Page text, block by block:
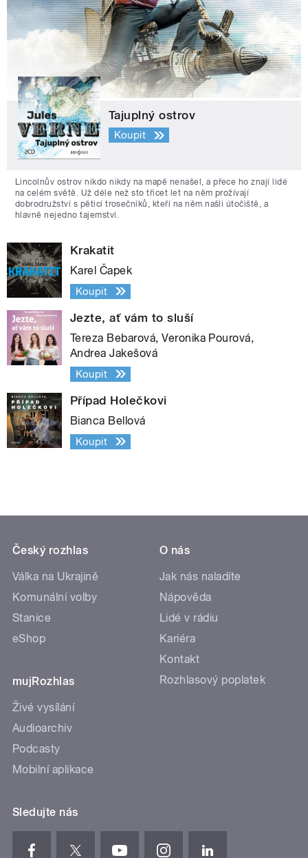
Tajuplný ostrov
Koupit
Lincolnův ostrov nikdo nikdy na mapě nenašel, a přece ho znají lidé
na celém světě. Už déle než sto třicet let na něm prožívají
dobrodružství s pěticí trosečníků, kteří na něm našli útočiště, a
hlavně nejedno tajemství.
Krakatit
Karel Čapek
Koupit
Jezte, ať vám to sluší
Tereza Bebarová, Veronika Pourová,
Andrea Jakešová
Koupit
Případ Holečkovi
Bianca Bellová
Koupit
Český rozhlas
Válka na Ukrajině
Komunální volby
Stanice
eShop
mujRozhlas
Živé vysílání
Audioarchiv
Podcasty
Mobilní aplikace
O nás
Jak nás naladíte
Nápověda
Lidé v rádiu
Kariéra
Kontakt
Rozhlasový poplatek
Sledujte nás